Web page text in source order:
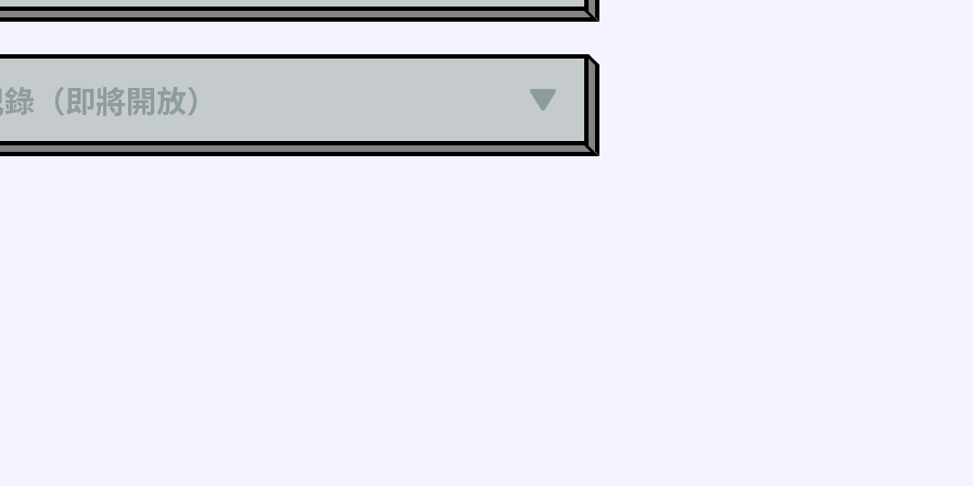
（即將開放）